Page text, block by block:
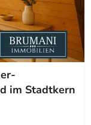
im Stadtkern